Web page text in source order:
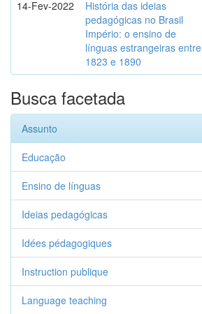
14-Fev-2022
História das ideias
pedagógicas no Brasil
Império: o ensino de
línguas estrangeiras entre
1823 e 1890
Busca facetada
Assunto
Educação
Ensino de línguas
Ideias pedagógicas
Idées pédagogiques
Instruction publique
Language teaching